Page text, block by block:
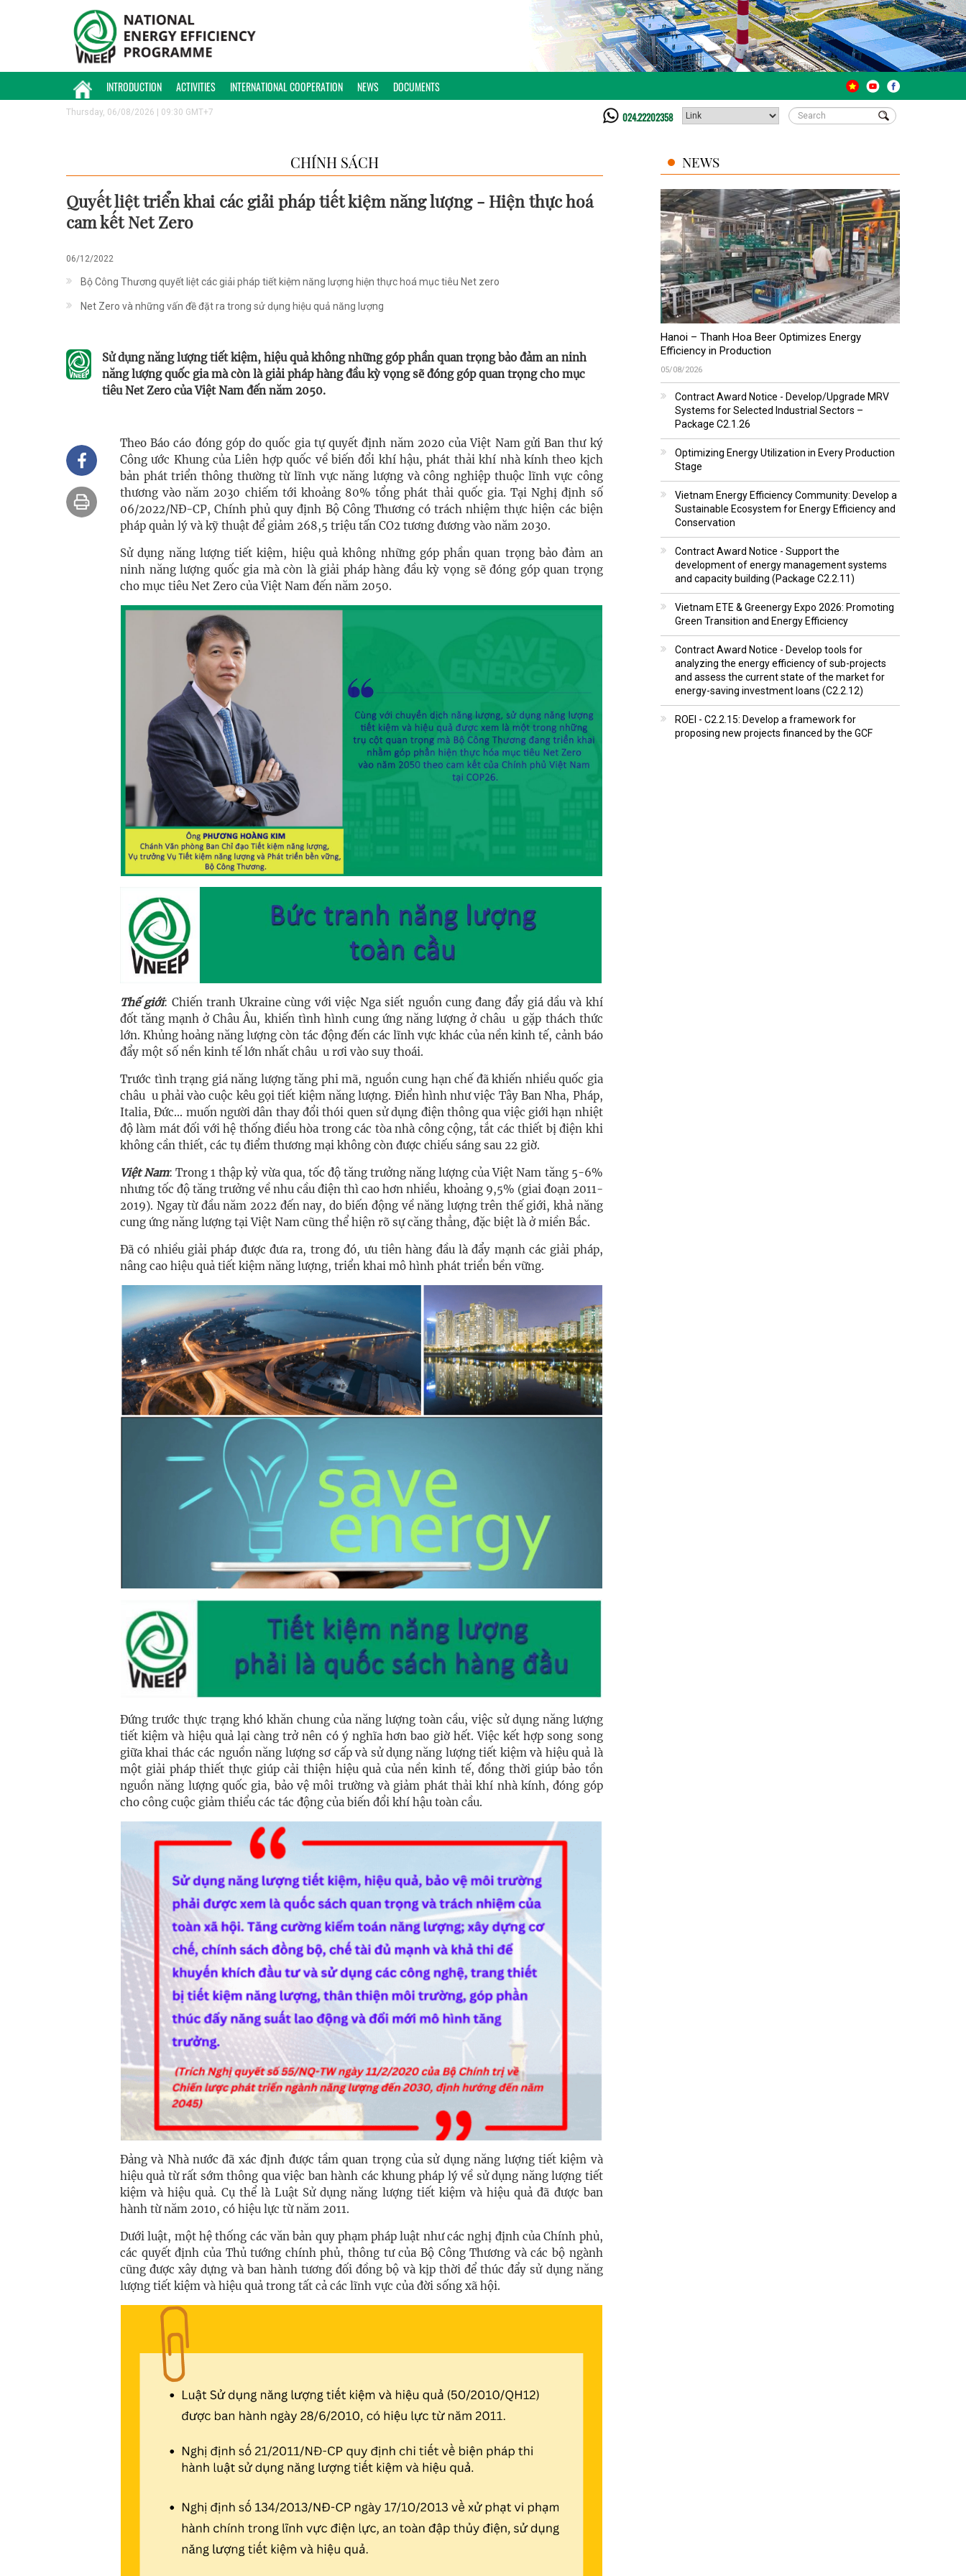
INTRODUCTION ACTIVITIES INTERNATIONAL COOPERATION NEWS DOCUMENTS
Thursday, 06/08/2026 | 09:30 GMT+7 024.22202358
CHÍNH SÁCH
Quyết liệt triển khai các giải pháp tiết kiệm năng lượng - Hiện thực hoá
cam kết Net Zero
06/12/2022
Bộ Công Thương quyết liệt các giải pháp tiết kiệm năng lượng hiện thực hoá mục tiêu Net zero
Net Zero và những vấn đề đặt ra trong sử dụng hiệu quả năng lượng
Sử dụng năng lượng tiết kiệm, hiệu quả không những góp phần quan trọng bảo đảm an ninh
năng lượng quốc gia mà còn là giải pháp hàng đầu kỳ vọng sẽ đóng góp quan trọng cho mục
tiêu Net Zero của Việt Nam đến năm 2050.
Theo Báo cáo đóng góp do quốc gia tự quyết định năm 2020 của Việt Nam gửi Ban thư ký
Công ước Khung của Liên hợp quốc về biến đổi khí hậu, phát thải khí nhà kính theo kịch
bản phát triển thông thường từ lĩnh vực năng lượng và công nghiệp thuộc lĩnh vực công
thương vào năm 2030 chiếm tới khoảng 80% tổng phát thải quốc gia. Tại Nghị định số
06/2022/NĐ-CP, Chính phủ quy định Bộ Công Thương có trách nhiệm thực hiện các biện
pháp quản lý và kỹ thuật để giảm 268,5 triệu tấn CO2 tương đương vào năm 2030.
Sử dụng năng lượng tiết kiệm, hiệu quả không những góp phần quan trọng bảo đảm an
ninh năng lượng quốc gia mà còn là giải pháp hàng đầu kỳ vọng sẽ đóng góp quan trọng
cho mục tiêu Net Zero của Việt Nam đến năm 2050.
Thế giới: Chiến tranh Ukraine cùng với việc Nga siết nguồn cung đang đẩy giá dầu và khí
đốt tăng mạnh ở Châu Âu, khiến tình hình cung ứng năng lượng ở châu u gặp thách thức
lớn. Khủng hoảng năng lượng còn tác động đến các lĩnh vực khác của nền kinh tế, cảnh báo
đẩy một số nền kinh tế lớn nhất châu u rơi vào suy thoái.
Trước tình trạng giá năng lượng tăng phi mã, nguồn cung hạn chế đã khiến nhiều quốc gia
châu u phải vào cuộc kêu gọi tiết kiệm năng lượng. Điển hình như việc Tây Ban Nha, Pháp,
Italia, Đức... muốn người dân thay đổi thói quen sử dụng điện thông qua việc giới hạn nhiệt
độ làm mát đối với hệ thống điều hòa trong các tòa nhà công cộng, tắt các thiết bị điện khi
không cần thiết, các tụ điểm thương mại không còn được chiếu sáng sau 22 giờ.
Việt Nam: Trong 1 thập kỷ vừa qua, tốc độ tăng trưởng năng lượng của Việt Nam tăng 5-6%
nhưng tốc độ tăng trưởng về nhu cầu điện thì cao hơn nhiều, khoảng 9,5% (giai đoạn 2011-
2019). Ngay từ đầu năm 2022 đến nay, do biến động về năng lượng trên thế giới, khả năng
cung ứng năng lượng tại Việt Nam cũng thể hiện rõ sự căng thẳng, đặc biệt là ở miền Bắc.
Đã có nhiều giải pháp được đưa ra, trong đó, ưu tiên hàng đầu là đẩy mạnh các giải pháp,
nâng cao hiệu quả tiết kiệm năng lượng, triển khai mô hình phát triển bền vững.
Đứng trước thực trạng khó khăn chung của năng lượng toàn cầu, việc sử dụng năng lượng
tiết kiệm và hiệu quả lại càng trở nên có ý nghĩa hơn bao giờ hết. Việc kết hợp song song
giữa khai thác các nguồn năng lượng sơ cấp và sử dụng năng lượng tiết kiệm và hiệu quả là
một giải pháp thiết thực giúp cải thiện hiệu quả của nền kinh tế, đồng thời giúp bảo tồn
nguồn năng lượng quốc gia, bảo vệ môi trường và giảm phát thải khí nhà kính, đóng góp
cho công cuộc giảm thiểu các tác động của biến đổi khí hậu toàn cầu.
Đảng và Nhà nước đã xác định được tầm quan trọng của sử dụng năng lượng tiết kiệm và
hiệu quả từ rất sớm thông qua việc ban hành các khung pháp lý về sử dụng năng lượng tiết
kiệm và hiệu quả. Cụ thể là Luật Sử dụng năng lượng tiết kiệm và hiệu quả đã được ban
hành từ năm 2010, có hiệu lực từ năm 2011.
Dưới luật, một hệ thống các văn bản quy phạm pháp luật như các nghị định của Chính phủ,
các quyết định của Thủ tướng chính phủ, thông tư của Bộ Công Thương và các bộ ngành
cũng được xây dựng và ban hành tương đối đồng bộ và kịp thời để thúc đẩy sử dụng năng
lượng tiết kiệm và hiệu quả trong tất cả các lĩnh vực của đời sống xã hội.
NEWS
Hanoi – Thanh Hoa Beer Optimizes Energy
Efficiency in Production
05/08/2026
Contract Award Notice - Develop/Upgrade MRV
Systems for Selected Industrial Sectors –
Package C2.1.26
Optimizing Energy Utilization in Every Production
Stage
Vietnam Energy Efficiency Community: Develop a
Sustainable Ecosystem for Energy Efficiency and
Conservation
Contract Award Notice - Support the
development of energy management systems
and capacity building (Package C2.2.11)
Vietnam ETE & Greenergy Expo 2026: Promoting
Green Transition and Energy Efficiency
Contract Award Notice - Develop tools for
analyzing the energy efficiency of sub-projects
and assess the current state of the market for
energy-saving investment loans (C2.2.12)
ROEI - C2.2.15: Develop a framework for
proposing new projects financed by the GCF